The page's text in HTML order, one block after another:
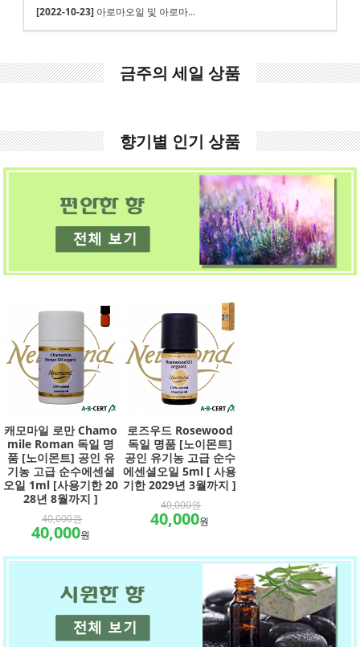
[2022-10-23]아로마오일 및 아로마...
금주의 세일 상품
향기별 인기 상품
캐모마일 로만 Chamo
mile Roman 독일 명
품 [노이몬트] 공인 유
기농 고급 순수에센셜
오일 1ml [사용기한 20
28년 8월까지 ]
40,000원
40,000원
로즈우드 Rosewood
독일 명품 [노이몬트]
공인 유기농 고급 순수
에센셜오일 5ml [ 사용
기한 2029년 3월까지 ]
40,000원
40,000원